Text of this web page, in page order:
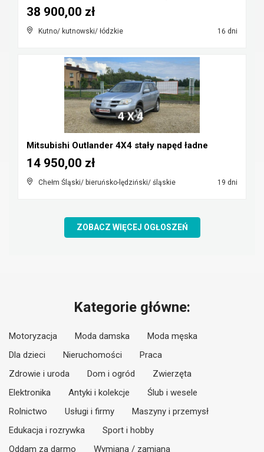
Kutno/ kutnowski/ łódzkie 16 dni
38 900,00 zł
Mitsubishi Outlander 4X4 stały napęd ładne
Chełm Śląski/ bieruńsko-lędziński/ śląskie 19 dni
14 950,00 zł
ZOBACZ WIĘCEJ OGŁOSZEŃ
Kategorie główne:
Motoryzacja Moda damska
Moda męska
Dla dzieci
Nieruchomości
Praca
Zdrowie i uroda
Dom i ogród
Zwierzęta
Elektronika
Antyki i kolekcje
Ślub i wesele
Rolnictwo
Usługi i firmy
Maszyny i przemysł
Edukacja i rozrywka
Sport i hobby
Oddam za darmo
Wymiana / zamiana